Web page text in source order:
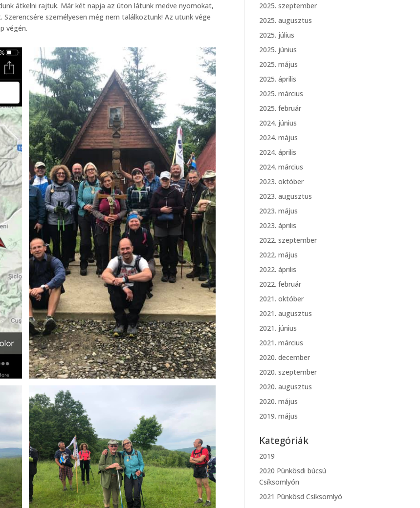
átkelni rajtuk. Már két napja az úton látunk medve nyomokat,
személyesen még nem találkoztunk! Az utunk vége
végén.
2025. szeptember
2025. augusztus
2025. július
2025. június
2025. május
2025. április
2025. március
2025. február
2024. június
2024. május
2024. április
2024. március
2023. október
2023. augusztus
2023. május
2023. április
2022. szeptember
2022. május
2022. április
2022. február
2021. október
2021. augusztus
2021. június
2021. március
2020. december
2020. szeptember
2020. augusztus
2020. május
2019. május
Kategóriák
2019
2020 Pünkösdi búcsú
Csíksomlyón
2021 Pünkösd Csíksomlyó